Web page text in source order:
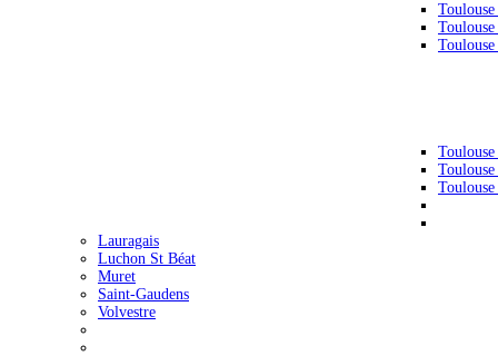
Toulouse
Toulouse
Toulouse
Lauragais
Luchon St Béat
Muret
Saint-Gaudens
Volvestre